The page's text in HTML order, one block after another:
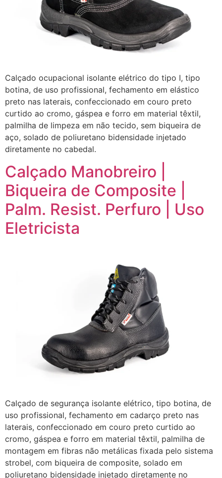
Calçado ocupacional isolante elétrico do tipo I, tipo
botina, de uso profissional, fechamento em elástico
preto nas laterais, confeccionado em couro preto
curtido ao cromo, gáspea e forro em material têxtil,
palmilha de limpeza em não tecido, sem biqueira de
aço, solado de poliuretano bidensidade injetado
diretamente no cabedal.
Calçado Manobreiro |
Biqueira de Composite |
Palm. Resist. Perfuro | Uso
Eletricista
Calçado de segurança isolante elétrico, tipo botina, de
uso profissional, fechamento em cadarço preto nas
laterais, confeccionado em couro preto curtido ao
cromo, gáspea e forro em material têxtil, palmilha de
montagem em fibras não metálicas fixada pelo sistema
strobel, com biqueira de composite, solado em
poliuretano bidensidade injetado diretamente no